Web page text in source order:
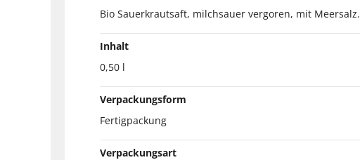
Bio Sauerkrautsaft, milchsauer vergoren, mit Meersalz.
Inhalt
0,50 l
Verpackungsform
Fertigpackung
Verpackungsart